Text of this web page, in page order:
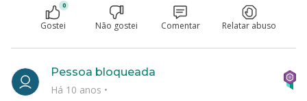
0
Gostei Não gostei Comentar Relatar abuso
Pessoa bloqueada
Há 10 anos •